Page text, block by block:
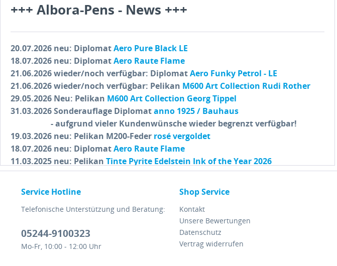
+++ Albora-Pens - News +++
20.07.2026 neu: DiplomatAero Pure Black LE
18.07.2026 neu: DiplomatAero Raute Flame
21.06.2026 wieder/noch verfügbar: DiplomatAero Funky Petrol - LE
21.06.2026 wieder/noch verfügbar: Pelikan M600 Art Collection Rudi Rother
29.05.2026 Neu: Pelikan M600 Art Collection Georg Tippel
31.03.2026 Sonderauflage Diplomatanno 1925 / Bauhaus
- aufgrund vieler Kundenwünsche wieder begrenzt verfügbar!
19.03.2026 neu: Pelikan M200-Feder rosé vergoldet
18.07.2026 neu: DiplomatAero Raute Flame
11.03.2025 neu: Pelikan Tinte Pyrite Edelstein Ink of the Year 2026
05.03.2026 neu: DiplomatAero Black Forest
05.03.2026 neu: Pelikan
M200 Cherry Blossom - SE
22.10.2025 Neu: CleoPatra - limitiertes Jubiläumsmodell
M805 Metal Sleeve SE
17.09.2025 Neu: Pelikan
M600 Art Collection Rudi Rother
18.08.2025neu: Pelikan
600 White & Rose Gold - SE
Service Hotline
Telefonische Unterstützung und Beratung:
05244-9100323
Mo-Fr, 10:00 - 12:00 Uhr
Shop Service
Kontakt
Unsere Bewertungen
Datenschutz
Vertrag widerrufen